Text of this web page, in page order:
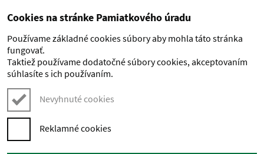
Preskočiť na hlavný obsah
Cookies na stránke Pamiatkového úradu
Používame základné cookies súbory aby mohla táto stránka
fungovať.
Taktiež používame dodatočné súbory cookies, akceptovaním
súhlasíte s ich používaním.
Nevyhnuté cookies
Reklamné cookies